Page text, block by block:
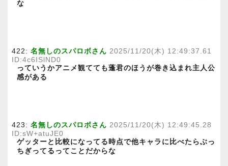
な
422: 名無しのスパロボさん 2025/11/20(木) 12:49:37.61
ID:4c6ISlND0
っていうかアニメ観てても蓬君のほうが巻き込まれ主人公
感がある
423: 名無しのスパロボさん 2025/11/20(木) 12:49:45.28
ID:sW+atuJE0
ゲッターと比較になってる時点で他キャラに比べたらぶっ
ちぎってるってことだからな